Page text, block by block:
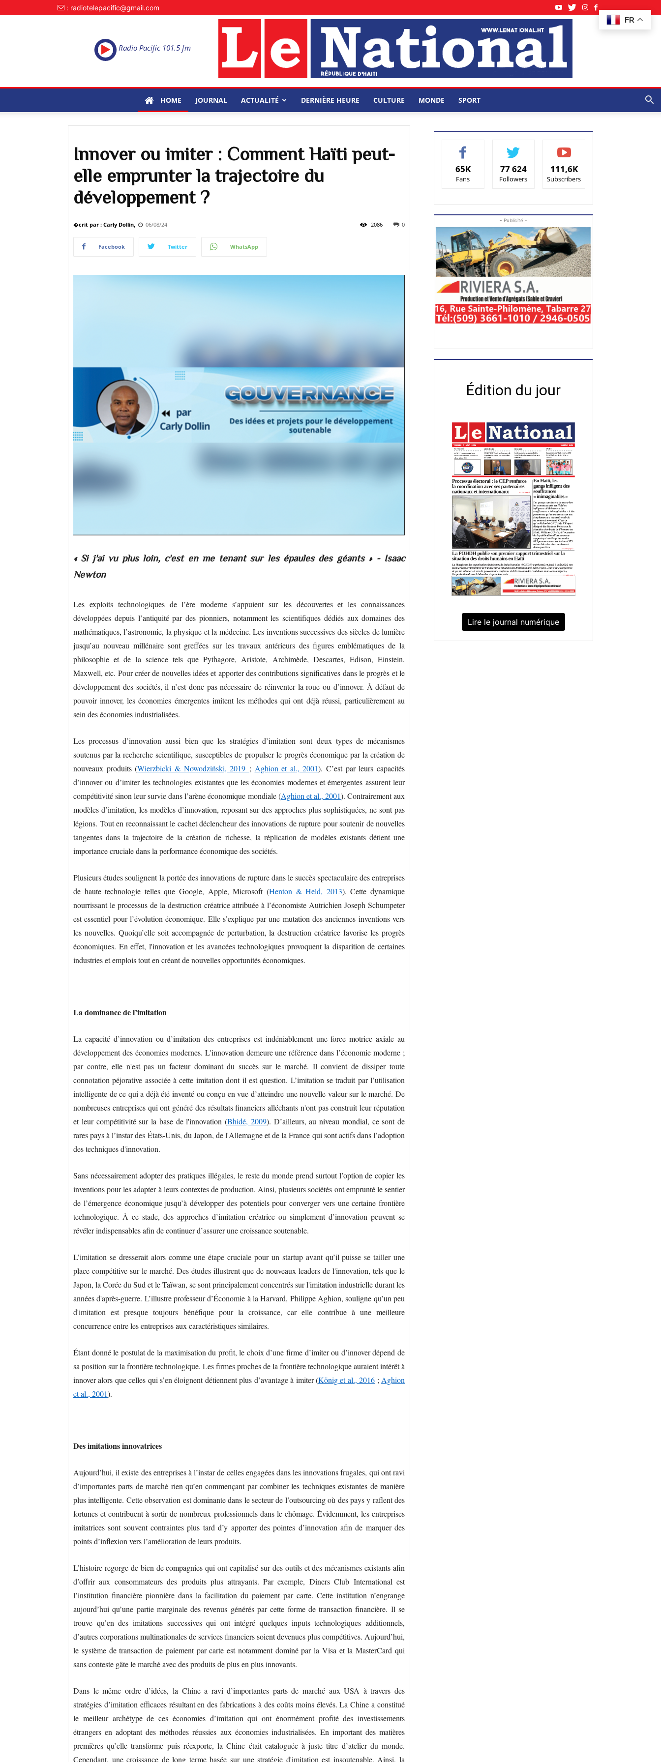
FR
: radiotelepacific@gmail.com
Radio Pacific 101.5 fm
HOME JOURNAL ACTUALITÉ DERNIÈRE HEURE CULTURE MONDE SPORT
Innover ou imiter : Comment Haïti peut-
elle emprunter la trajectoire du
développement ?
�crit par : Carly Dollin, 06/08/24 0
2086
Facebook Twitter WhatsApp
« Si j'ai vu plus loin, c'est en me tenant sur les épaules des géants » - Isaac
Newton
Les exploits technologiques de l’ère moderne s’appuient sur les découvertes et les connaissances
développées depuis l’antiquité par des pionniers, notamment les scientifiques dédiés aux domaines des
mathématiques, l’astronomie, la physique et la médecine. Les inventions successives des siècles de lumière
jusqu’au nouveau millénaire sont greffées sur les travaux antérieurs des figures emblématiques de la
philosophie et de la science tels que Pythagore, Aristote, Archimède, Descartes, Edison, Einstein,
Maxwell, etc. Pour créer de nouvelles idées et apporter des contributions significatives dans le progrès et le
développement des sociétés, il n’est donc pas nécessaire de réinventer la roue ou d’innover. À défaut de
pouvoir innover, les économies émergentes imitent les méthodes qui ont déjà réussi, particulièrement au
sein des économies industrialisées.
Les processus d’innovation aussi bien que les stratégies d’imitation sont deux types de mécanismes
soutenus par la recherche scientifique, susceptibles de propulser le progrès économique par la création de
nouveaux produits (Wierzbicki & Nowodziński, 2019 ; Aghion et al., 2001). C’est par leurs capacités
d’innover ou d’imiter les technologies existantes que les économies modernes et émergentes assurent leur
compétitivité sinon leur survie dans l’arène économique mondiale (Aghion et al., 2001). Contrairement aux
modèles d’imitation, les modèles d’innovation, reposant sur des approches plus sophistiquées, ne sont pas
légions. Tout en reconnaissant le cachet déclencheur des innovations de rupture pour soutenir de nouvelles
tangentes dans la trajectoire de la création de richesse, la réplication de modèles existants détient une
importance cruciale dans la performance économique des sociétés.
Plusieurs études soulignent la portée des innovations de rupture dans le succès spectaculaire des entreprises
de haute technologie telles que Google, Apple, Microsoft (Henton & Held, 2013). Cette dynamique
nourrissant le processus de la destruction créatrice attribuée à l’économiste Autrichien Joseph Schumpeter
est essentiel pour l’évolution économique. Elle s’explique par une mutation des anciennes inventions vers
les nouvelles. Quoiqu’elle soit accompagnée de perturbation, la destruction créatrice favorise les progrès
économiques. En effet, l'innovation et les avancées technologiques provoquent la disparition de certaines
industries et emplois tout en créant de nouvelles opportunités économiques.
La dominance de l’imitation
La capacité d’innovation ou d’imitation des entreprises est indéniablement une force motrice axiale au
développement des économies modernes. L'innovation demeure une référence dans l’économie moderne ;
par contre, elle n'est pas un facteur dominant du succès sur le marché. Il convient de dissiper toute
connotation péjorative associée à cette imitation dont il est question. L’imitation se traduit par l’utilisation
intelligente de ce qui a déjà été inventé ou conçu en vue d’atteindre une nouvelle valeur sur le marché. De
nombreuses entreprises qui ont généré des résultats financiers alléchants n'ont pas construit leur réputation
et leur compétitivité sur la base de l'innovation (Bhidé, 2009). D’ailleurs, au niveau mondial, ce sont de
rares pays à l’instar des États-Unis, du Japon, de l'Allemagne et de la France qui sont actifs dans l’adoption
des techniques d'innovation.
Sans nécessairement adopter des pratiques illégales, le reste du monde prend surtout l’option de copier les
inventions pour les adapter à leurs contextes de production. Ainsi, plusieurs sociétés ont emprunté le sentier
de l’émergence économique jusqu’à développer des potentiels pour converger vers une certaine frontière
technologique. À ce stade, des approches d’imitation créatrice ou simplement d’innovation peuvent se
révéler indispensables afin de continuer d’assurer une croissance soutenable.
L’imitation se dresserait alors comme une étape cruciale pour un startup avant qu’il puisse se tailler une
place compétitive sur le marché. Des études illustrent que de nouveaux leaders de l'innovation, tels que le
Japon, la Corée du Sud et le Taïwan, se sont principalement concentrés sur l'imitation industrielle durant les
années d'après-guerre. L’illustre professeur d’Économie à la Harvard, Philippe Aghion, souligne qu’un peu
d'imitation est presque toujours bénéfique pour la croissance, car elle contribue à une meilleure
concurrence entre les entreprises aux caractéristiques similaires.
Étant donné le postulat de la maximisation du profit, le choix d’une firme d’imiter ou d’innover dépend de
sa position sur la frontière technologique. Les firmes proches de la frontière technologique auraient intérêt à
innover alors que celles qui s’en éloignent détiennent plus d’avantage à imiter (König et al., 2016 ; Aghion
et al., 2001).
Des imitations innovatrices
Aujourd’hui, il existe des entreprises à l’instar de celles engagées dans les innovations frugales, qui ont ravi
d’importantes parts de marché rien qu’en commençant par combiner les techniques existantes de manière
plus intelligente. Cette observation est dominante dans le secteur de l’outsourcing où des pays y raflent des
fortunes et contribuent à sortir de nombreux professionnels dans le chômage. Évidemment, les entreprises
imitatrices sont souvent contraintes plus tard d’y apporter des pointes d’innovation afin de marquer des
points d’inflexion vers l’amélioration de leurs produits.
L’histoire regorge de bien de compagnies qui ont capitalisé sur des outils et des mécanismes existants afin
d’offrir aux consommateurs des produits plus attrayants. Par exemple, Diners Club International est
l’institution financière pionnière dans la facilitation du paiement par carte. Cette institution n’engrange
aujourd’hui qu’une partie marginale des revenus générés par cette forme de transaction financière. Il se
trouve qu’en des imitations successives qui ont intégré quelques inputs technologiques additionnels,
d’autres corporations multinationales de services financiers soient devenues plus compétitives. Aujourd’hui,
le système de transaction de paiement par carte est notamment dominé par la Visa et la MasterCard qui
sans conteste gâte le marché avec des produits de plus en plus innovants.
Dans le même ordre d’idées, la Chine a ravi d’importantes parts de marché aux USA à travers des
stratégies d’imitation efficaces résultant en des fabrications à des coûts moins élevés. La Chine a constitué
le meilleur archétype de ces économies d’imitation qui ont énormément profité des investissements
étrangers en adoptant des méthodes réussies aux économies industrialisées. En important des matières
premières qu’elle transforme puis réexporte, la Chine était cataloguée à juste titre d’atelier du monde.
Cependant, une croissance de long terme basée sur une stratégie d'imitation est insoutenable. Ainsi, la
65K
Fans
77 624
Followers
111,6K
Subscribers
- Publicité -
Édition du jour
Lire le journal numérique